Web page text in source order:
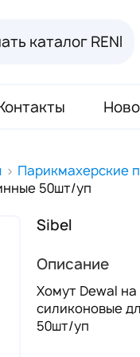
каталог RENI
Духи RENI Joy of
Аромадиффузор
Блоттеры для
Стикеры для духов
Парикмахерские
50шт/уп
Sibel
Описание
Хомут Dewal
силиконовые
50шт/уп